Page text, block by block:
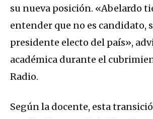
su nueva posición. «Abelardo
entender que no es candidato,
presidente electo del país»,
académica durante el
Radio.
Según la docente, esta